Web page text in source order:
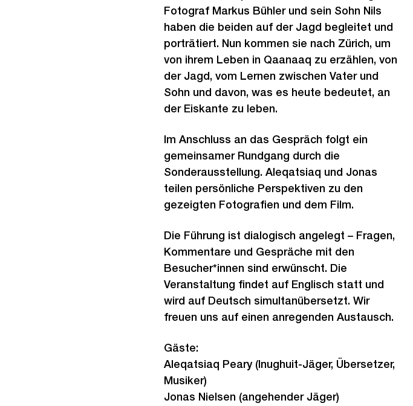
Fotograf Markus Bühler und sein Sohn Nils
haben die beiden auf der Jagd begleitet und
porträtiert. Nun kommen sie nach Zürich, um
von ihrem Leben in Qaanaaq zu erzählen, von
der Jagd, vom Lernen zwischen Vater und
Sohn und davon, was es heute bedeutet, an
der Eiskante zu leben.
Im Anschluss an das Gespräch folgt ein
gemeinsamer Rundgang durch die
Sonderausstellung. Aleqatsiaq und Jonas
teilen persönliche Perspektiven zu den
gezeigten Fotografien und dem Film.
Die Führung ist dialogisch angelegt – Fragen,
Kommentare und Gespräche mit den
Besucher*innen sind erwünscht. Die
Veranstaltung findet auf Englisch statt und
wird auf Deutsch simultanübersetzt. Wir
freuen uns auf einen anregenden Austausch.
Gäste:
Aleqatsiaq Peary (Inughuit-Jäger, Übersetzer,
Musiker)
Jonas Nielsen (angehender Jäger)